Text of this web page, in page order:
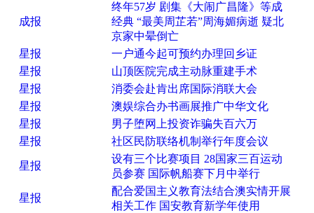
成报
终年57岁 剧集《大闹广昌隆》等成
经典 “最美周芷若”周海媚病逝 疑北
京家中晕倒亡
星报
一户通今起可预约办理回乡证
星报
山顶医院完成主动脉重建手术
星报
消委会赴肯出席国际消联大会
星报
澳娱综合办书画展推广中华文化
星报
男子堕网上投资诈骗失百六万
星报
社区民防联络机制举行年度会议
星报
设有三个比赛项目 28国家三百运动
员参赛 国际帆船赛下月中举行
星报
配合爱国主义教育法结合澳实情开展
相关工作 国安教育新学年使用